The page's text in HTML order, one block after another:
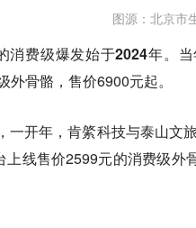
图源：北京市
消费级爆发始于2024年。
外骨骼，售价6900元起。
一开年，肯綮科技与泰山文
上线售价2599元的消费级外